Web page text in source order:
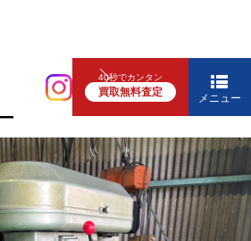
40秒でカンタン
買取無料査定 メニュー